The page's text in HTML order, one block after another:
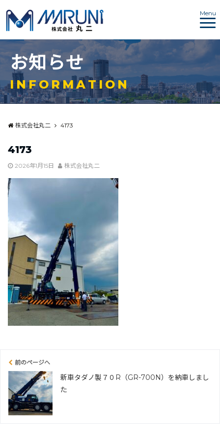
Menu
お知らせ
INFORMATION
株式会社丸二 4173
4173
2026年1月15日 株式会社丸二
前のページへ
新車タダノ製７０R（GR-700N）を納車しまし
た